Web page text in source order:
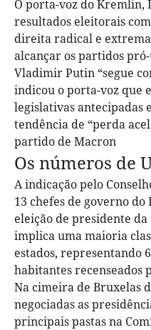
O porta-voz do Kremlin,
resultados eleitorais
direita radical e
alcançar os partidos
Vladimir Putin “segue
indicou o porta-voz que
legislativas antecipadas
tendência de “perda
partido de Macron
Os números de
A indicação pelo
13 chefes de governo do
eleição de presidente da
implica uma maioria
estados, representando
habitantes recenseados
Na cimeira de Bruxelas
negociadas as
principais pastas na